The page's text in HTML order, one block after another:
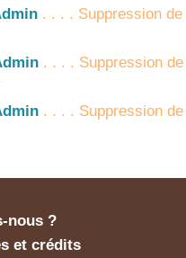
. . . . Suppression de
. . . . Suppression de
. . . . Suppression de
nous ?
et crédits